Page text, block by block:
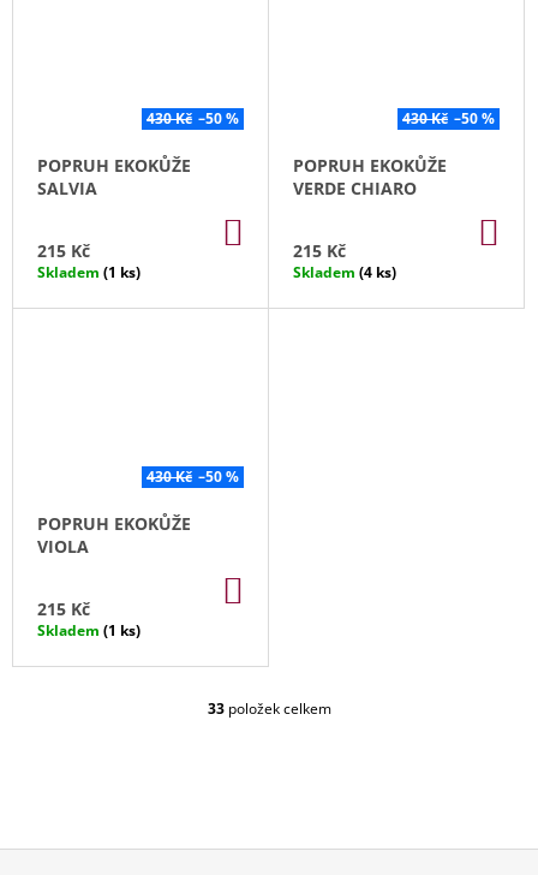
430 Kč –50 %
POPRUH EKOKŮŽE
SALVIA
215 Kč KOŠÍKU
Skladem (1 ks)
430 Kč –50 %
POPRUH EKOKŮŽE
VERDE CHIARO
215 Kč
Skladem (4 ks)
430 Kč –50 %
POPRUH EKOKŮŽE
VIOLA
215 Kč
Skladem (1 ks)
O
C
33položek celkem